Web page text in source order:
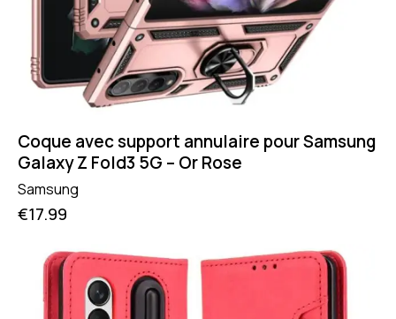
Coque avec support annulaire pour Samsung
Galaxy Z Fold3 5G – Or Rose
Samsung
€17.99